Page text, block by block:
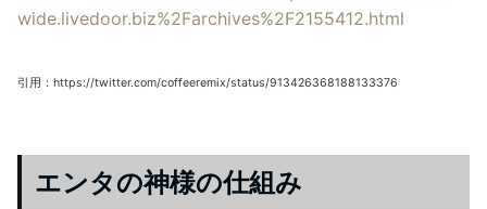
wide.livedoor.biz%2Farchives%2F2155412.html
引用：https://twitter.com/coffeeremix/status/913426368188133376
エンタの神様の仕組み